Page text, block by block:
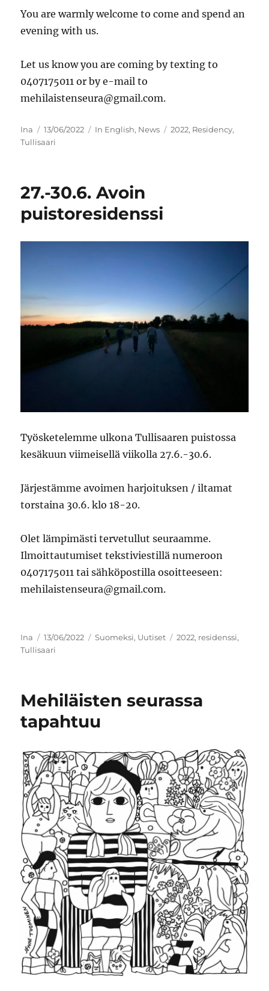
You are warmly welcome to come and spend an
evening with us.
Let us know you are coming by texting to
0407175011 or by e-mail to
mehilaistenseura@gmail.com.
Kirjoittaja
Ina Julkaistu
13/06/2022 Kategoriat
In English, News Avainsanat
2022, Residency,
Tullisaari
27.-30.6. Avoin
puistoresidenssi
Työsketelemme ulkona Tullisaaren puistossa
kesäkuun viimeisellä viikolla 27.6.-30.6.
Järjestämme avoimen harjoituksen / iltamat
torstaina 30.6. klo 18-20.
Olet lämpimästi tervetullut seuraamme.
Ilmoittautumiset tekstiviestillä numeroon
0407175011 tai sähköpostilla osoitteeseen:
mehilaistenseura@gmail.com.
Kirjoittaja
Ina Julkaistu
13/06/2022 Kategoriat
Suomeksi, Uutiset Avainsanat
2022, residenssi,
Tullisaari
Mehiläisten seurassa
tapahtuu